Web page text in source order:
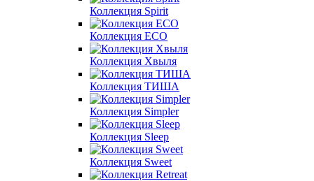
Коллекция Spirit
Коллекция ECO
Коллекция Хвыля
Коллекция ТИША
Коллекция Simpler
Коллекция Sleep
Коллекция Sweet